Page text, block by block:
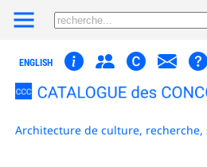
ENGLISH
Architecture de culture,